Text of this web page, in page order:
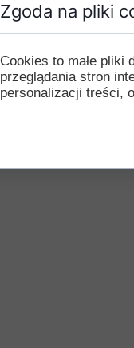
Zgoda na pliki
Cookies to małe pliki
przeglądania stron
personalizacji treści,